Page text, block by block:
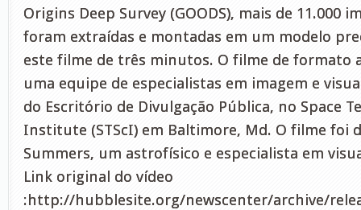
Origins Deep Survey (GOODS), mais de 11.000
foram extraídas e montadas em um modelo
este filme de três minutos. O filme de formato
uma equipe de especialistas em imagem e
do Escritório de Divulgação Pública, no Space
Institute (STScI) em Baltimore, Md. O filme foi
Summers, um astrofísico e especialista em
Link original do vídeo
:http://hubblesite.org/newscenter/archive/